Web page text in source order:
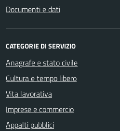
Documenti e dati
CATEGORIE DI SERVIZIO
Anagrafe e stato civile
Cultura e tempo libero
Vita lavorativa
Imprese e commercio
Appalti pubblici